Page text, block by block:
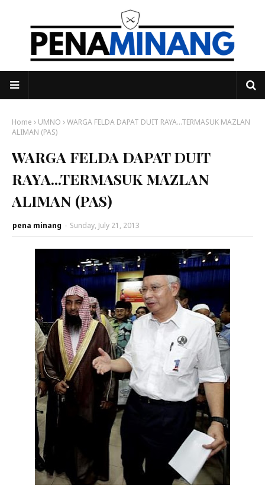
Home UMNO
WARGA FELDA DAPAT DUIT RAYA...TERMASUK MAZLAN
ALIMAN (PAS)
WARGA FELDA DAPAT DUIT
RAYA...TERMASUK MAZLAN
ALIMAN (PAS)
pena minang - Sunday, July 21, 2013